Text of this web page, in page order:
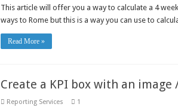
This article will offer you a way to calculate a 4
ways to Rome but this is a way you can use to
Read More »
Create a KPI box with an image
Reporting Services 1